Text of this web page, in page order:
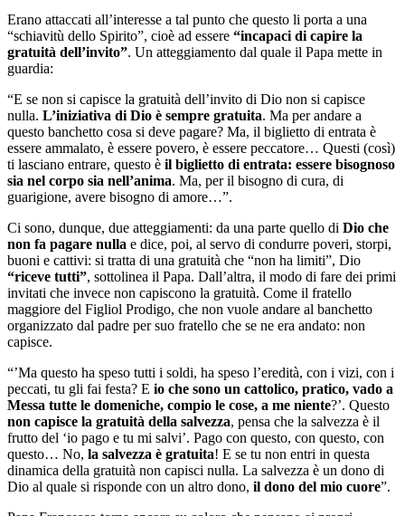
Erano attaccati all’interesse a tal punto che questo li porta a una
“schiavitù dello Spirito”, cioè ad essere “incapaci di capire la
gratuità dell’invito”. Un atteggiamento dal quale il Papa mette in
guardia:
“E se non si capisce la gratuità dell’invito di Dio non si capisce
nulla. L’iniziativa di Dio è sempre gratuita. Ma per andare a
questo banchetto cosa si deve pagare? Ma, il biglietto di entrata è
essere ammalato, è essere povero, è essere peccatore… Questi (così)
ti lasciano entrare, questo è il biglietto di entrata: essere bisognoso
sia nel corpo sia nell’anima. Ma, per il bisogno di cura, di
guarigione, avere bisogno di amore…”.
Ci sono, dunque, due atteggiamenti: da una parte quello di Dio che
non fa pagare nulla e dice, poi, al servo di condurre poveri, storpi,
buoni e cattivi: si tratta di una gratuità che “non ha limiti”, Dio
“riceve tutti”, sottolinea il Papa. Dall’altra, il modo di fare dei primi
invitati che invece non capiscono la gratuità. Come il fratello
maggiore del Figliol Prodigo, che non vuole andare al banchetto
organizzato dal padre per suo fratello che se ne era andato: non
capisce.
“’Ma questo ha speso tutti i soldi, ha speso l’eredità, con i vizi, con i
peccati, tu gli fai festa? E io che sono un cattolico, pratico, vado a
Messa tutte le domeniche, compio le cose, a me niente?’. Questo
non capisce la gratuità della salvezza, pensa che la salvezza è il
frutto del ‘io pago e tu mi salvi’. Pago con questo, con questo, con
questo… No, la salvezza è gratuita! E se tu non entri in questa
dinamica della gratuità non capisci nulla. La salvezza è un dono di
Dio al quale si risponde con un altro dono, il dono del mio cuore”.